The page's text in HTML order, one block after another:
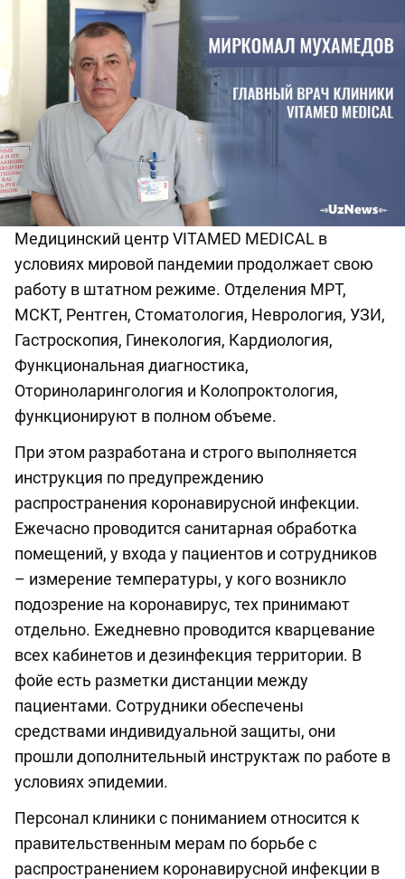
Медицинский центр VITAMED MEDICAL в
условиях мировой пандемии продолжает свою
работу в штатном режиме. Отделения МРТ,
МСКТ, Рентген, Стоматология, Неврология, УЗИ,
Гастроскопия, Гинекология, Кардиология,
Функциональная диагностика,
Оториноларингология и Колопроктология,
функционируют в полном объеме.
При этом разработана и строго выполняется
инструкция по предупреждению
распространения коронавирусной инфекции.
Ежечасно проводится санитарная обработка
помещений, у входа у пациентов и сотрудников
– измерение температуры, у кого возникло
подозрение на коронавирус, тех принимают
отдельно. Ежедневно проводится кварцевание
всех кабинетов и дезинфекция территории. В
фойе есть разметки дистанции между
пациентами. Сотрудники обеспечены
средствами индивидуальной защиты, они
прошли дополнительный инструктаж по работе в
условиях эпидемии.
Персонал клиники с пониманием относится к
правительственным мерам по борьбе с
распространением коронавирусной инфекции в